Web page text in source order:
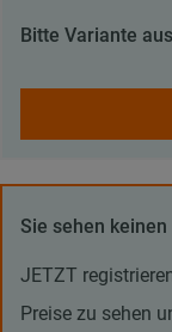
Bitte Variante
Sie sehen keinen
JETZT
Preise zu sehen